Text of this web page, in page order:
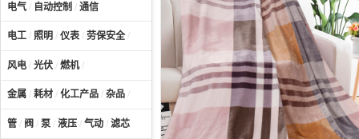
电气 / 自动控制 / 通信
电工 / 照明 / 仪表 / 劳保安全 /
风电 / 光伏 / 燃机/
金属 / 耗材 / 化工产品 / 杂品 /
管 / 阀 / 泵 / 液压 / 气动 / 滤芯